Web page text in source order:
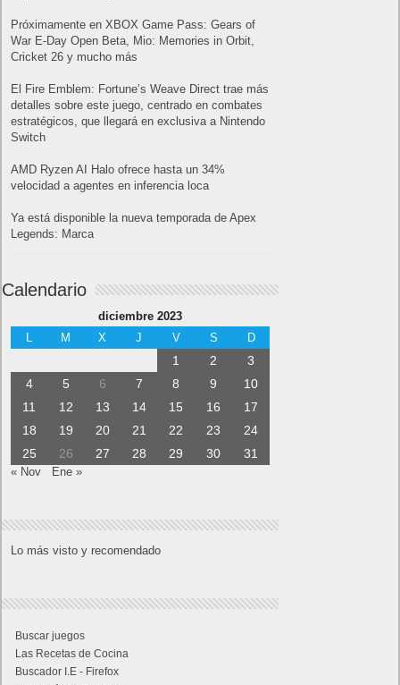
Próximamente en XBOX Game Pass: Gears of
War E-Day Open Beta, Mio: Memories in Orbit,
Cricket 26 y mucho más
El Fire Emblem: Fortune’s Weave Direct trae más
detalles sobre este juego, centrado en combates
estratégicos, que llegará en exclusiva a Nintendo
Switch
AMD Ryzen AI Halo ofrece hasta un 34%
velocidad a agentes en inferencia loca
Ya está disponible la nueva temporada de Apex
Legends: Marca
Calendario
diciembre 2023
L
M X J V S D
1 2
3
4
5 6 7 8 9
10
11
12 13 14 15 16
17
18
19 20 21 22 23
24
25
26 27 28 29 30 31
« Nov Ene »
Lo más visto y recomendado
Buscar juegos
Las Recetas de Cocina
Buscador I.E - Firefox